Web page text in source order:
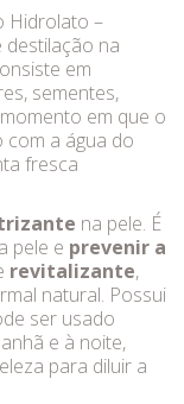
Hidrolato –
na
em
sementes,
em que o
com a água do
fresca
na pele. É
pele e prevenir a
revitalizante,
natural. Possui
ser usado
e à noite,
para diluir a